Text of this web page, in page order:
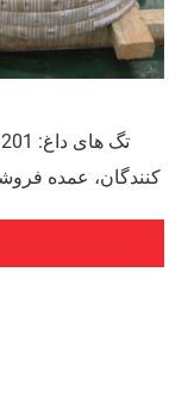
کنندگان، عمده